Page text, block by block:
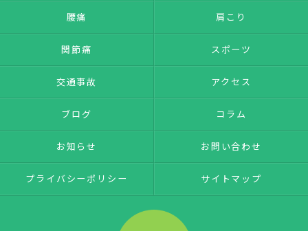
腰痛 肩こり
関節痛 スポーツ
交通事故 アクセス
ブログ コラム
お知らせ お問い合わせ
プライバシーポリシー サイトマップ